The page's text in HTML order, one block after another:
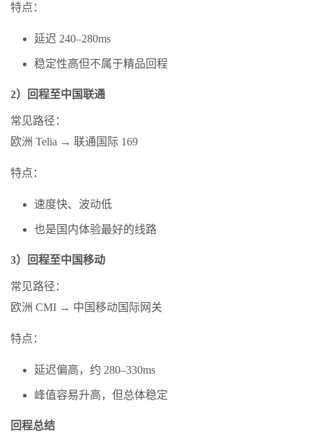
特点：
延迟 240–280ms
稳定性高但不属于精品回程
2）回程至中国联通
常见路径：
欧洲 Telia → 联通国际 169
特点：
速度快、波动低
也是国内体验最好的线路
3）回程至中国移动
常见路径：
欧洲 CMI → 中国移动国际网关
特点：
延迟偏高，约 280–330ms
峰值容易升高，但总体稳定
回程总结